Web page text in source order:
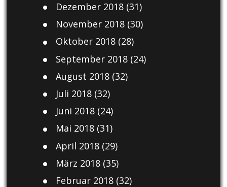
Dezember 2018(31)
November 2018(30)
Oktober 2018(28)
September 2018(24)
August 2018(32)
Juli 2018(32)
Juni 2018(24)
Mai 2018(31)
April 2018(29)
März 2018(35)
Februar 2018(32)